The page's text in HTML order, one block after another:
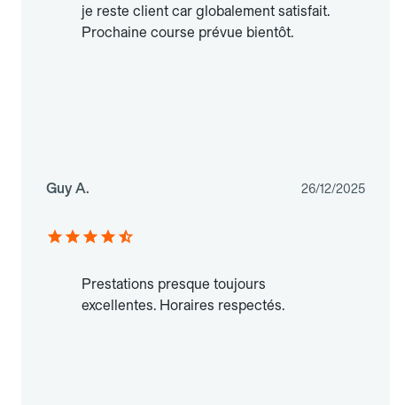
je reste client car globalement satisfait.
Prochaine course prévue bientôt.
Guy A. 26/12/2025
Prestations presque toujours
excellentes. Horaires respectés.